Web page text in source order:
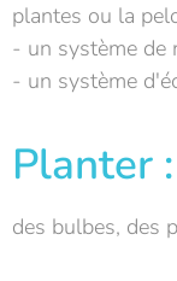
plantes ou la
- un système de
- un système
Planter :
des bulbes, des